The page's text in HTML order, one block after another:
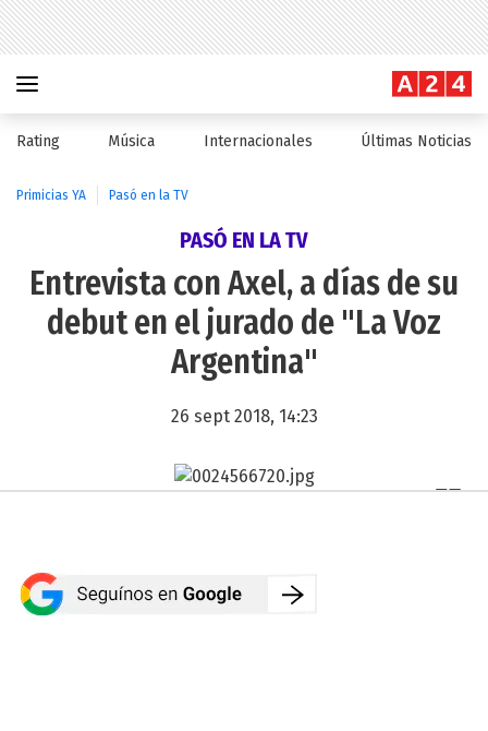
Rating Música Internacionales Últimas Noticias
Primicias YA Pasó en la TV
PASÓ EN LA TV
Entrevista con Axel, a días de su
debut en el jurado de "La Voz
Argentina"
26 sept 2018, 14:23